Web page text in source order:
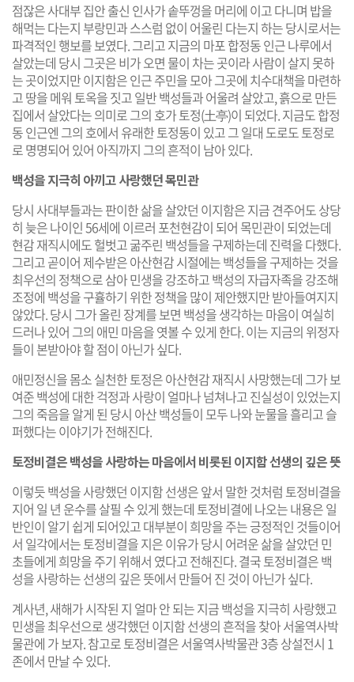
점잖은 사대부 집안 출신 인사가 솥뚜껑을 머리에 이고 다니며 밥을
해먹는 다는지 부랑민과 스스럼 없이 어울린 다는지 하는 당시로서는
파격적인 행보를 보였다. 그리고 지금의 마포 합정동 인근 나루에서
살았는데 당시 그곳은 비가 오면 물이 차는 곳이라 사람이 살지 못하
는 곳이었지만 이지함은 인근 주민을 모아 그곳에 치수대책을 마련하
고 땅을 메워 토옥을 짓고 일반 백성들과 어울려 살았고, 흙으로 만든
집에서 살았다는 의미로 그의 호가 토정(土亭)이 되었다. 지금도 합정
동 인근엔 그의 호에서 유래한 토정동이 있고 그 일대 도로도 토정로
로 명명되어 있어 아직까지 그의 흔적이 남아 있다.
백성을 지극히 아끼고 사랑했던 목민관
당시 사대부들과는 판이한 삶을 살았던 이지함은 지금 견주어도 상당
히 늦은 나이인 56세에 이르러 포천현감이 되어 목민관이 되었는데
현감 재직시에도 헐벗고 굶주린 백성들을 구제하는데 진력을 다했다.
그리고 곧이어 제수받은 아산현감 시절에는 백성들을 구제하는 것을
최우선의 정책으로 삼아 민생을 강조하고 백성의 자급자족을 강조해
조정에 백성을 구휼하기 위한 정책을 많이 제안했지만 받아들여지지
않았다. 당시 그가 올린 장계를 보면 백성을 생각하는 마음이 여실히
드러나 있어 그의 애민 마음을 엿볼 수 있게 한다. 이는 지금의 위정자
들이 본받아야 할 점이 아닌가 싶다.
애민정신을 몸소 실천한 토정은 아산현감 재직시 사망했는데 그가 보
여준 백성에 대한 걱정과 사랑이 얼마나 넘쳐나고 진실성이 있었는지
그의 죽음을 알게 된 당시 아산 백성들이 모두 나와 눈물을 흘리고 슬
퍼했다는 이야기가 전해진다.
토정비결은 백성을 사랑하는 마음에서 비롯된 이지함 선생의 깊은 뜻
이렇듯 백성을 사랑했던 이지함 선생은 앞서 말한 것처럼 토정비결을
지어 일 년 운수를 살필 수 있게 했는데 토정비결에 나오는 내용은 일
반인이 알기 쉽게 되어있고 대부분이 희망을 주는 긍정적인 것들이어
서 일각에서는 토정비결을 지은 이유가 당시 어려운 삶을 살았던 민
초들에게 희망을 주기 위해서 였다고 전해진다. 결국 토정비결은 백
성을 사랑하는 선생의 깊은 뜻에서 만들어 진 것이 아닌가 싶다.
계사년, 새해가 시작된 지 얼마 안 되는 지금 백성을 지극히 사랑했고
민생을 최우선으로 생각했던 이지함 선생의 흔적을 찾아 서울역사박
물관에 가 보자. 참고로 토정비결은 서울역사박물관 3층 상설전시 1
존에서 만날 수 있다.